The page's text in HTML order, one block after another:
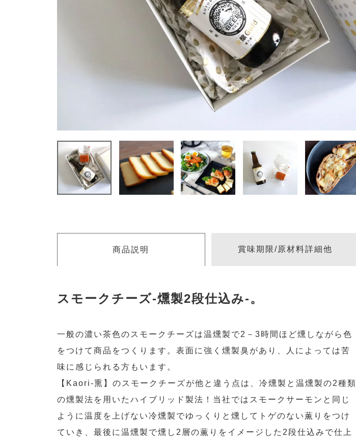
商品説明 賞味期限/原材料詳細他
スモークチーズ-燻製2段仕込み-。
一般の濃い茶色のスモークチーズは温燻製で2－3時間ほど燻しながら色
をつけて商品をつくります。表面に強く燻製臭があり、人によっては苦
味に感じられる方もいます。
【Kaori-熏】のスモークチーズが他と違う点は、冷燻製と温燻製の2種類
の燻製法を用いたハイブリッド製法！当社ではスモークサーモンと同じ
ように温度を上げない冷燻製でゆっくりと燻してトゲのない薫りをつけ
ていき、最後に温燻製で燻し2層の薫りをイメージした2段仕込みで仕上